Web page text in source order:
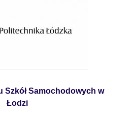
Szkół Samochodowych w
Łodzi